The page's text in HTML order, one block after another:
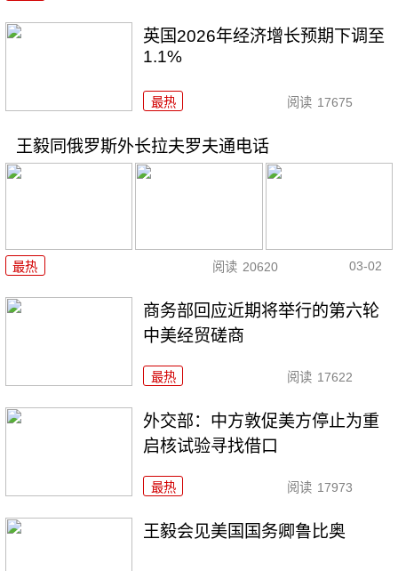
英国2026年经济增长预期下调至
1.1%
最热 阅读 17675
王毅同俄罗斯外长拉夫罗夫通电话
最热 阅读 20620 03-02
商务部回应近期将举行的第六轮
中美经贸磋商
最热 阅读 17622
外交部：中方敦促美方停止为重
启核试验寻找借口
最热 阅读 17973
王毅会见美国国务卿鲁比奥